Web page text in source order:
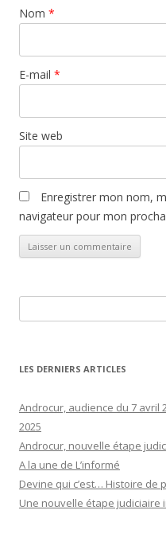
Nom *
E-mail *
Site web
Enregistrer mon nom,
navigateur pour mon
LES DERNIERS ARTICLES
Androcur, audience du 7 avril
2025
Androcur, nouvelle étape
A la une de L’informé
Devine qui c’est… Histoire de
Une nouvelle étape judiciaire